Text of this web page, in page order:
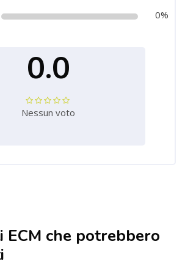
0%
0.0
Nessun voto
coursesche potrebbero